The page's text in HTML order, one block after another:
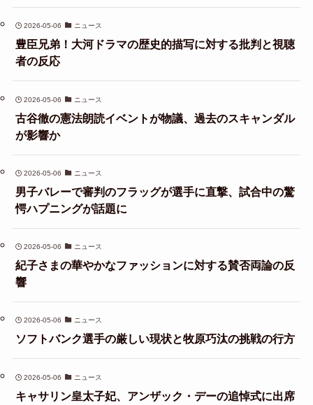
2026-05-06 ニュース
豊臣兄弟！大河ドラマの歴史的描写に対する批判と視聴
者の反応
2026-05-06 ニュース
古谷徹の憲法朗読イベントが物議、過去のスキャンダル
が影響か
2026-05-06 ニュース
男子バレーで審判のフラッグが選手に直撃、試合中の驚
愕ハプニングが話題に
2026-05-06 ニュース
紀子さまの華やかなファッションに対する賛否両論の反
響
2026-05-06 ニュース
ソフトバンク選手の厳しい現状と牧原巧汰の挑戦の行方
2026-05-06 ニュース
キャサリン皇太子妃、アンザック・デーの追悼式に出席